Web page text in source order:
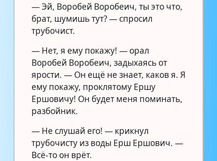
— Эй, Воробей Воробеич, ты это что,
брат, шумишь тут? — спросил
трубочист.
— Нет, я ему покажу! — орал
Воробей Воробеич, задыхаясь от
ярости. — Он ещё не знает, каков я. Я
ему покажу, проклятому Ершу
Ершовичу! Он будет меня поминать,
разбойник.
— Не слушай его! — крикнул
трубочисту из воды Ерш Ершович. —
Всё-то он врёт.